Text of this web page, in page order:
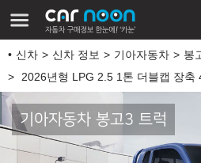
신차 신차 정보 기아자동차
봉
2026년형 LPG 2.5 1톤 더블캡 장축
기아자동차 봉고3 트럭